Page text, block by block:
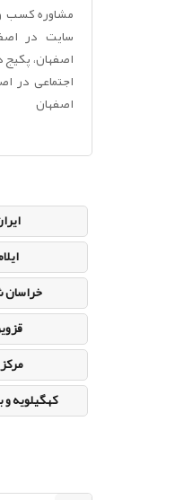
مشاوره کسب
سایت در
اصفهان،
اجتماعی در
اصفهان
خراسان
کهگیلویه و